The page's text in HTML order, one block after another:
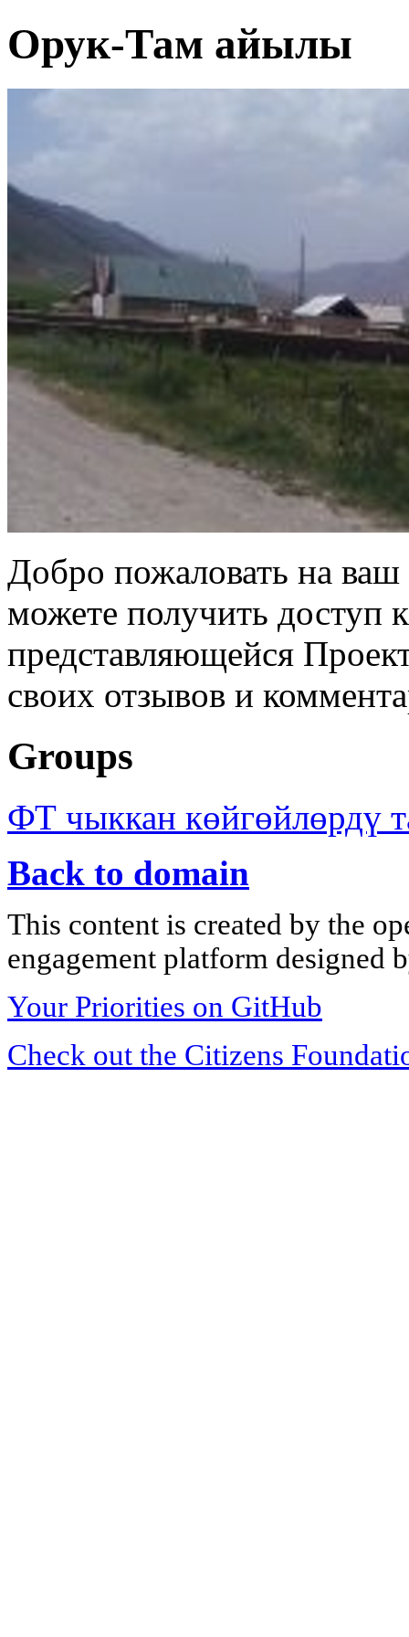
Орук-Там айылы
Добро пожаловать на
можете получить доступ
представляющейся
своих отзывов и
Groups
ФТ чыккан көйгөйлөрдү
Back to domain
This content is created by the
engagement platform designed
Your Priorities on GitHub
Check out the Citizens